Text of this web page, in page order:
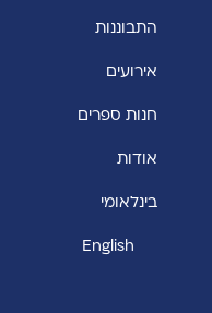
התבוננות
אירועים
חנות ספרים
אודות
בינלאומי
English